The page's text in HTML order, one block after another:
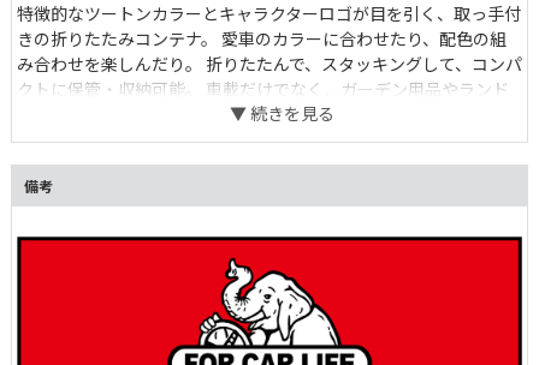
特徴的なツートンカラーとキャラクターロゴが目を引く、取っ手付
きの折りたたみコンテナ。 愛車のカラーに合わせたり、配色の組
み合わせを楽しんだり。 折りたたんで、スタッキングして、コンパ
クトに保管・収納可能。 車載だけでなく、ガーデン用品やランド
リー小物の収納として、時には持ち運び用のバスケットとして。
丸っと水洗いも出来るので、アウトドアやレジャーでも気兼ねなく
使えます。 それぞれのシーンにタフでカラーリング豊富な”FOR
CAR LIFE”のコンテナを。
備考